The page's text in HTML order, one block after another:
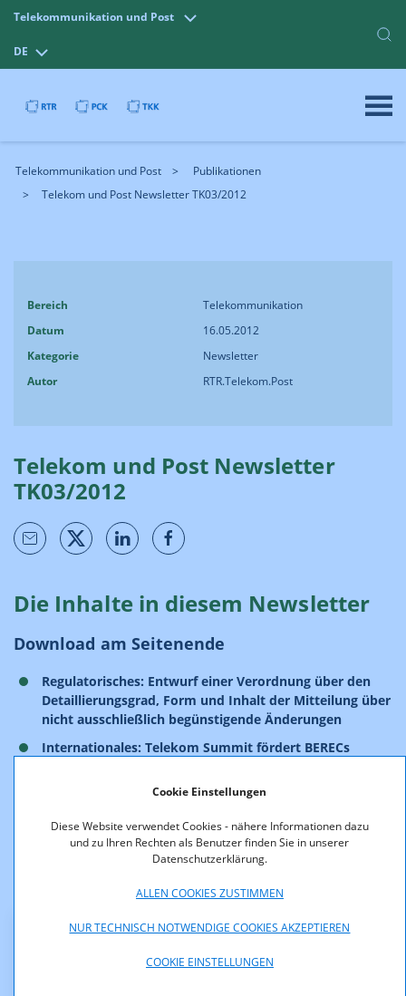
Cookie Einstellungen
Diese Website verwendet Cookies - nähere Informationen dazu
und zu Ihren Rechten als Benutzer finden Sie in unserer
Datenschutzerklärung.
ALLEN COOKIES ZUSTIMMEN
NUR TECHNISCH NOTWENDIGE COOKIES AKZEPTIEREN
COOKIE EINSTELLUNGEN
Telekommunikation und Post
DE
Telekommunikation und Post
Publikationen
Telekom und Post Newsletter TK03/2012
Bereich
Telekommunikation
Datum
16.05.2012
Kategorie
Newsletter
Autor
RTR.Telekom.Post
Telekom und Post Newsletter
TK03/2012
Die Inhalte in diesem Newsletter
Download am Seitenende
Regulatorisches: Entwurf einer Verordnung über den
Detaillierungsgrad, Form und Inhalt der Mitteilung über
nicht ausschließlich begünstigende Änderungen
Internationales: Telekom Summit fördert BERECs
Internationales: BEREC-Workshop in Wien: New players
regulatory challenges?
Terminaviso: 23. ITS-Konferenz an der WU Wien im Juli